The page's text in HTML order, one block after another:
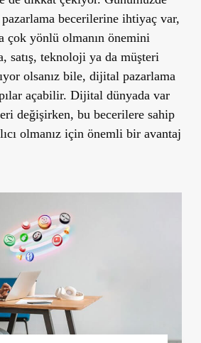
becerilerine ihtiyaç var,
çok yönlü olmanın önemini
satış, teknoloji ya da müşteri
olsanız bile, dijital pazarlama
açabilir. Dijital dünyada var
değişirken, bu becerilere sahip
olmanız için önemli bir avantaj